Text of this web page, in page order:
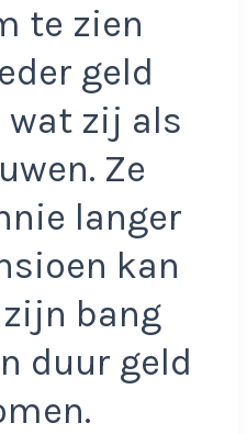
te zien
geld
zij als
Ze
langer
kan
bang
duur geld